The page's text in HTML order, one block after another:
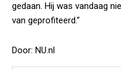
gedaan. Hij was vandaag
van geprofiteerd.”
Door: NU.nl